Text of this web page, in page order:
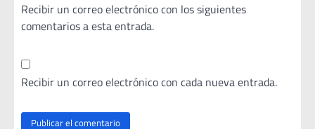
Recibir un correo electrónico con los siguientes
comentarios a esta entrada.
Recibir un correo electrónico con cada nueva entrada.